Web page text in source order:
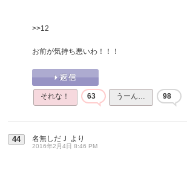
>>12
お前が気持ち悪いわ！！！
それな！ 63 うーん… 98
44 名無しだＪ より
2016年2月4日 8:46 PM